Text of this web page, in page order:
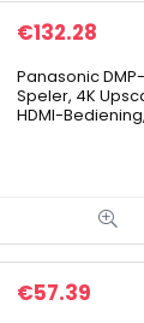
€132.28
Panasonic
Speler, 4K
HDMI-
€57.39